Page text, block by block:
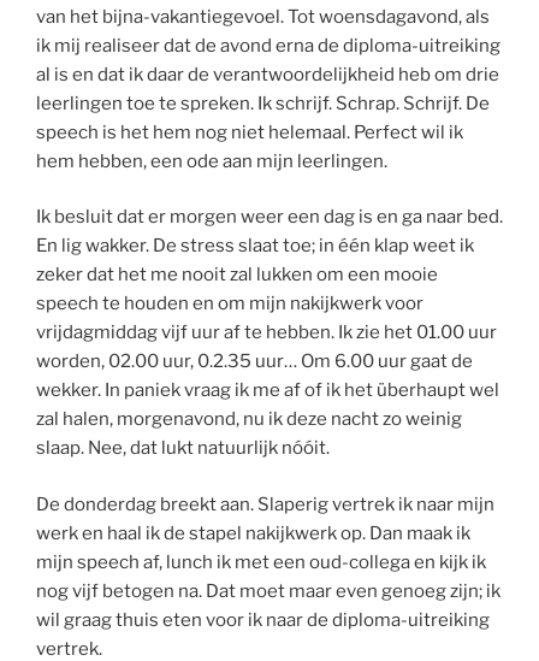
van het bijna-vakantiegevoel. Tot woensdagavond, als
ik mij realiseer dat de avond erna de diploma-uitreiking
al is en dat ik daar de verantwoordelijkheid heb om drie
leerlingen toe te spreken. Ik schrijf. Schrap. Schrijf. De
speech is het hem nog niet helemaal. Perfect wil ik
hem hebben, een ode aan mijn leerlingen.
Ik besluit dat er morgen weer een dag is en ga naar bed.
En lig wakker. De stress slaat toe; in één klap weet ik
zeker dat het me nooit zal lukken om een mooie
speech te houden en om mijn nakijkwerk voor
vrijdagmiddag vijf uur af te hebben. Ik zie het 01.00 uur
worden, 02.00 uur, 0.2.35 uur… Om 6.00 uur gaat de
wekker. In paniek vraag ik me af of ik het überhaupt wel
zal halen, morgenavond, nu ik deze nacht zo weinig
slaap. Nee, dat lukt natuurlijk nóóit.
De donderdag breekt aan. Slaperig vertrek ik naar mijn
werk en haal ik de stapel nakijkwerk op. Dan maak ik
mijn speech af, lunch ik met een oud-collega en kijk ik
nog vijf betogen na. Dat moet maar even genoeg zijn; ik
wil graag thuis eten voor ik naar de diploma-uitreiking
vertrek.